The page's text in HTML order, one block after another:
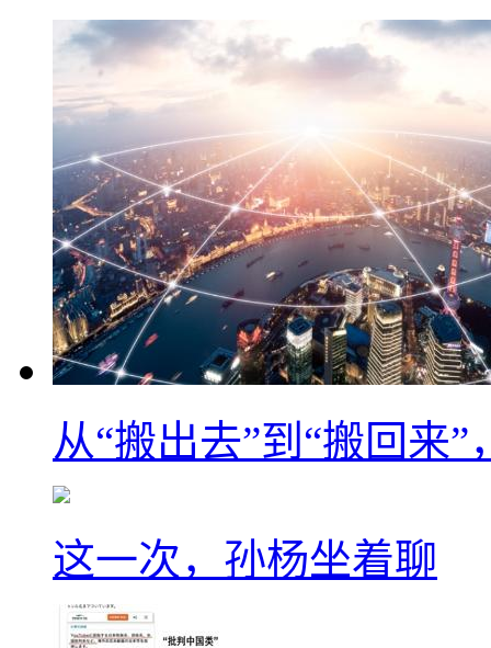
从“搬出去”到“搬回来
这一次，孙杨坐着聊